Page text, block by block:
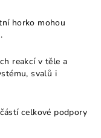
horko mohou
reakcí v těle a
svalů i
celkové podpory